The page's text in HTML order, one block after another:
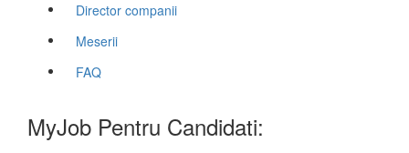
Director companii
Meserii
FAQ
MyJob Pentru Candidati: